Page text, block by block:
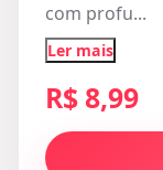
com profu...
Ler mais
R$ 8,99